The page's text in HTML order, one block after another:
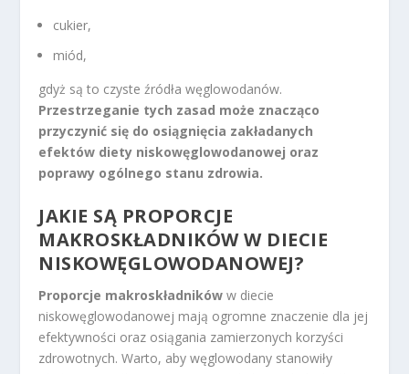
cukier,
miód,
gdyż są to czyste źródła węglowodanów.
Przestrzeganie tych zasad może znacząco
przyczynić się do osiągnięcia zakładanych
efektów diety niskowęglowodanowej oraz
poprawy ogólnego stanu zdrowia.
JAKIE SĄ PROPORCJE
MAKROSKŁADNIKÓW W DIECIE
NISKOWĘGLOWODANOWEJ?
Proporcje makroskładników w diecie
niskowęglowodanowej mają ogromne znaczenie dla jej
efektywności oraz osiągania zamierzonych korzyści
zdrowotnych. Warto, aby węglowodany stanowiły